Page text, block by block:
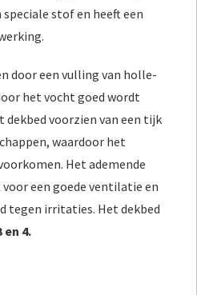
stof en heeft een
door een vulling van holle-
het vocht goed wordt
dekbed voorzien van een tijk
waardoor het
Het ademende
een goede ventilatie en
tegen irritaties. Het dekbed
4.